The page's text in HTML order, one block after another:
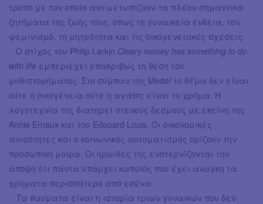
τρόπο με τον οποίο αντιμετωπίζουν τα πλέον σημαντικά
ζητήματα της ζωής τους, όπως τη γυναικεία ένδεια, τον
φεμινισμό, τη μητρότητα και τις οικογενειακές σχέσεις.
Ο στίχος του Philip Larkin Cleary money has something to do
with life εμπεριέχει επακριβώς τη θέση του
μυθιστορήματος. Στο σύμπαν της Medel το θέμα δεν είναι
ούτε η οικογένεια ούτε η αγάπη: είναι το χρήμα. Η
λογοτεχνία της διατηρεί στενούς δεσμούς με εκείνη της
Annie Ernaux και του Edouard Louis. Οι οικονομικές
ανισότητες και ο κοινωνικός αυτοματισμός ορίζουν την
προσωπική μοίρα. Οι ηρωίδες της ενστερνίζονται την
άποψη ότι πάντα υπάρχει καποιός που έχει ανάγκη τα
χρήματα περισσότερο από εσένα.
Τα θαύματα είναι η ιστορία τριών γυναικών που δεν